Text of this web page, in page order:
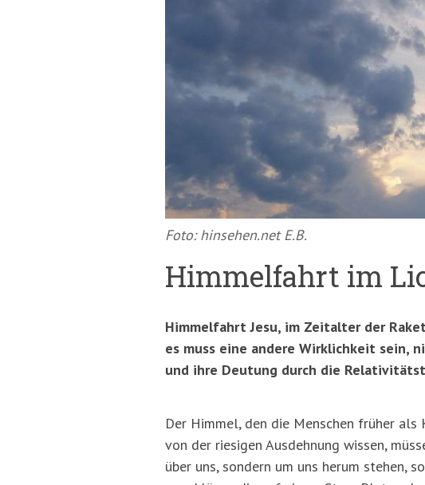
Foto: hinsehen.net E.B.
Himmelfahrt im
Himmelfahrt Jesu, im Zeitalter der
es muss eine andere Wirklichkeit sein,
und ihre Deutung durch die
Der Himmel, den die Menschen früher
von der riesigen Ausdehnung wissen,
über uns, sondern um uns herum stehen,